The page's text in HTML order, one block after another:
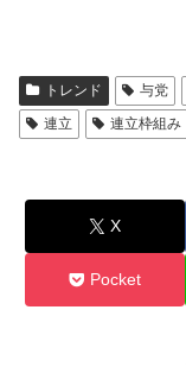
トレンド 与党
連立
連立枠組み
X
Pocket